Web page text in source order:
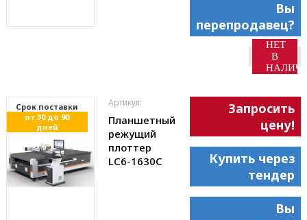
Вы
перепродавец?
НЕТ
В
Cрок поставки
от 30 до 90
дней
Артикул:
Планшетный
режущий
плоттер
LC6-1630С
Запросить
цену!
Купить через
тендер
Вы